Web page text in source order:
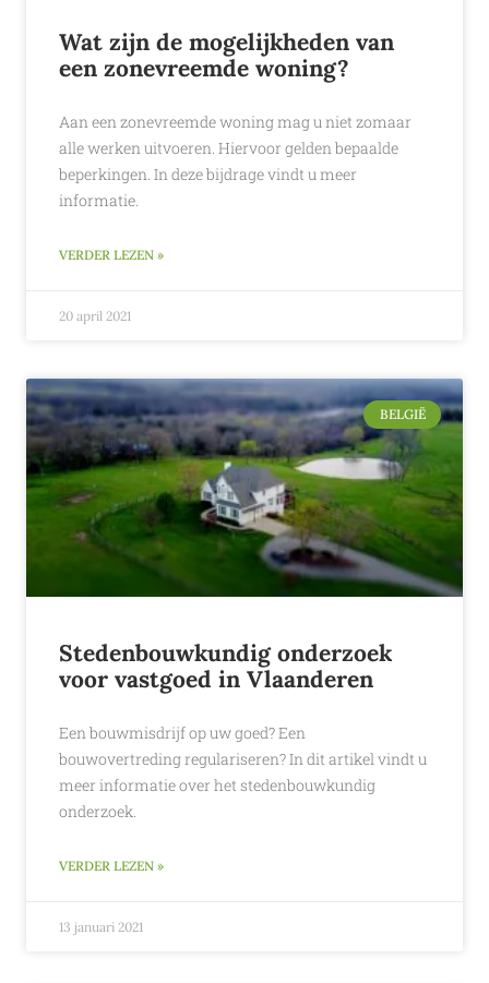
Wat zijn de mogelijkheden van
een zonevreemde woning?
Aan een zonevreemde woning mag u niet zomaar
alle werken uitvoeren. Hiervoor gelden bepaalde
beperkingen. In deze bijdrage vindt u meer
informatie.
VERDER LEZEN »
20 april 2021
BELGIË
Stedenbouwkundig onderzoek
voor vastgoed in Vlaanderen
Een bouwmisdrijf op uw goed? Een
bouwovertreding regulariseren? In dit artikel vindt u
meer informatie over het stedenbouwkundig
onderzoek.
VERDER LEZEN »
13 januari 2021